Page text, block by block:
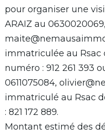
pour organiser une
ARAIZ au 0630020069,
immatriculée au Rsac
numéro : 912 261 393
0611075084,
immatriculé au Rsac
: 821 172 889.
Montant estimé des